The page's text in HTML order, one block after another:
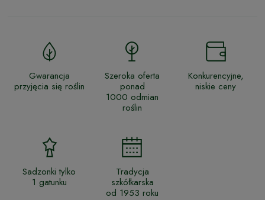
Gwarancja
przyjęcia się roślin
Szeroka oferta
ponad
1000 odmian
roślin
Konkurencyjne,
niskie ceny
Sadzonki tylko
1 gatunku
Tradycja
szkółkarska
od 1953 roku